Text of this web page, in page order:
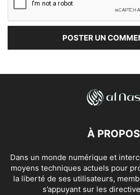
À PROPOS
Dans un monde numérique et
moyens techniques actuels pour
la liberté de ses utilisateurs,
s’appuyant sur les